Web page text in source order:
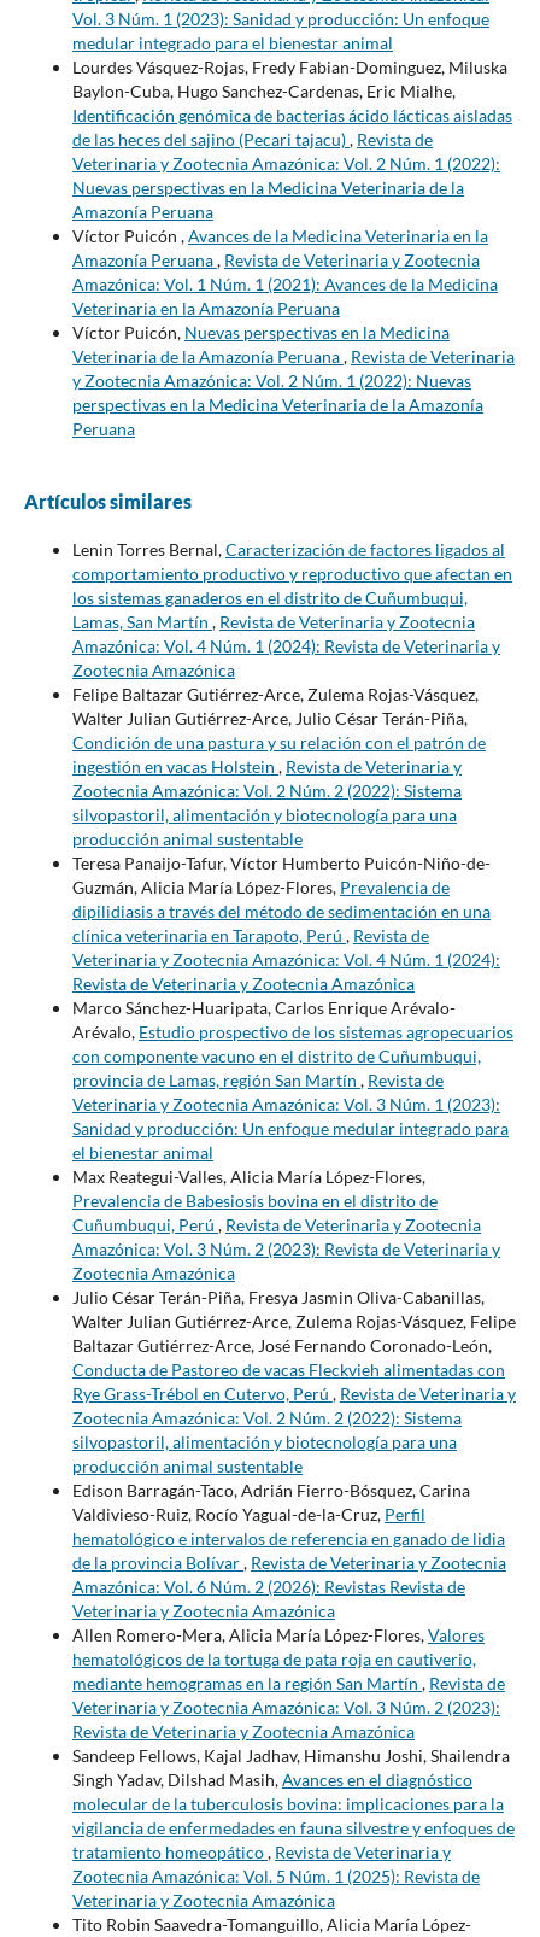
Vol. 3 Núm. 1 (2023): Sanidad y producción: Un enfoque
medular integrado para el bienestar animal
Lourdes Vásquez-Rojas, Fredy Fabian-Dominguez, Miluska
Baylon-Cuba, Hugo Sanchez-Cardenas, Eric Mialhe,
Identificación genómica de bacterias ácido lácticas aisladas
de las heces del sajino (Pecari tajacu), Revista de
Veterinaria y Zootecnia Amazónica: Vol. 2 Núm. 1 (2022):
Nuevas perspectivas en la Medicina Veterinaria de la
Amazonía Peruana
Víctor Puicón ,Avances de la Medicina Veterinaria en la
Amazonía Peruana, Revista de Veterinaria y Zootecnia
Amazónica: Vol. 1 Núm. 1 (2021): Avances de la Medicina
Veterinaria en la Amazonía Peruana
Víctor Puicón, Nuevas perspectivas en la Medicina
Veterinaria de la Amazonía Peruana, Revista de Veterinaria
y Zootecnia Amazónica: Vol. 2 Núm. 1 (2022): Nuevas
perspectivas en la Medicina Veterinaria de la Amazonía
Peruana
Artículos similares
Lenin Torres Bernal,Caracterización de factores ligados al
comportamiento productivo y reproductivo que afectan en
los sistemas ganaderos en el distrito de Cuñumbuqui,
Lamas, San Martín , Revista de Veterinaria y Zootecnia
Amazónica: Vol. 4 Núm. 1 (2024): Revista de Veterinaria y
Zootecnia Amazónica
Felipe Baltazar Gutiérrez-Arce, Zulema Rojas-Vásquez,
Walter Julian Gutiérrez-Arce, Julio César Terán-Piña,
Condición de una pastura y su relación con el patrón de
ingestión en vacas Holstein , Revista de Veterinaria y
Zootecnia Amazónica: Vol. 2 Núm. 2 (2022): Sistema
silvopastoril, alimentación y biotecnología para una
producción animal sustentable
Teresa Panaijo-Tafur, Víctor Humberto Puicón-Niño-de-
Guzmán, Alicia María López-Flores, Prevalencia de
dipilidiasis a través del método de sedimentación en una
clínica veterinaria en Tarapoto, Perú , Revista de
Veterinaria y Zootecnia Amazónica: Vol. 4 Núm. 1 (2024):
Revista de Veterinaria y Zootecnia Amazónica
Marco Sánchez-Huaripata, Carlos Enrique Arévalo-
Arévalo, Estudio prospectivo de los sistemas agropecuarios
con componente vacuno en el distrito de Cuñumbuqui,
provincia de Lamas, región San Martín , Revista de
Veterinaria y Zootecnia Amazónica: Vol. 3 Núm. 1 (2023):
Sanidad y producción: Un enfoque medular integrado para
el bienestar animal
Max Reategui-Valles, Alicia María López-Flores,
Prevalencia de Babesiosis bovina en el distrito de
Cuñumbuqui, Perú , Revista de Veterinaria y Zootecnia
Amazónica: Vol. 3 Núm. 2 (2023): Revista de Veterinaria y
Zootecnia Amazónica
Julio César Terán-Piña, Fresya Jasmin Oliva-Cabanillas,
Walter Julian Gutiérrez-Arce, Zulema Rojas-Vásquez, Felipe
Baltazar Gutiérrez-Arce, José Fernando Coronado-León,
Conducta de Pastoreo de vacas Fleckvieh alimentadas con
Rye Grass-Trébol en Cutervo, Perú , Revista de Veterinaria y
Zootecnia Amazónica: Vol. 2 Núm. 2 (2022): Sistema
silvopastoril, alimentación y biotecnología para una
producción animal sustentable
Edison Barragán-Taco, Adrián Fierro-Bósquez, Carina
Valdivieso-Ruiz, Rocío Yagual-de-la-Cruz, Perfil
hematológico e intervalos de referencia en ganado de lidia
de la provincia Bolívar, Revista de Veterinaria y Zootecnia
Amazónica: Vol. 6 Núm. 2 (2026): Revistas Revista de
Veterinaria y Zootecnia Amazónica
Allen Romero-Mera, Alicia María López-Flores,Valores
hematológicos de la tortuga de pata roja en cautiverio,
mediante hemogramas en la región San Martín , Revista de
Veterinaria y Zootecnia Amazónica: Vol. 3 Núm. 2 (2023):
Revista de Veterinaria y Zootecnia Amazónica
Sandeep Fellows, Kajal Jadhav, Himanshu Joshi, Shailendra
Singh Yadav, Dilshad Masih,Avances en el diagnóstico
molecular de la tuberculosis bovina: implicaciones para la
vigilancia de enfermedades en fauna silvestre y enfoques de
tratamiento homeopático, Revista de Veterinaria y
Zootecnia Amazónica: Vol. 5 Núm. 1 (2025): Revista de
Veterinaria y Zootecnia Amazónica
Tito Robin Saavedra-Tomanguillo, Alicia María López-